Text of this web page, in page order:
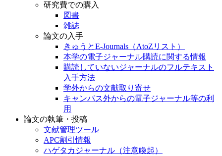
研究費での購入
図書
雑誌
論文の入手
きゅうとE-Journals（AtoZリスト）
本学の電子ジャーナル購読に関する情報
購読していないジャーナルのフルテキスト
入手方法
学外からの文献取り寄せ
キャンパス外からの電子ジャーナル等の利
用
論文の執筆・投稿
文献管理ツール
APC割引情報
ハゲタカジャーナル（注意喚起）